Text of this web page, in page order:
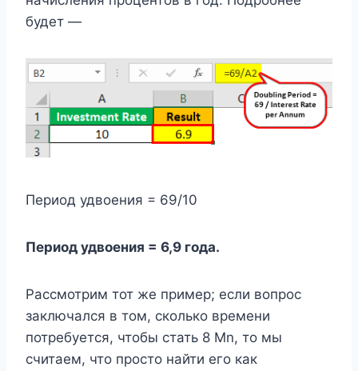
будет —
Период удвоения = 69/10
Период удвоения = 6,9 года.
Рассмотрим тот же пример; если вопрос
заключался в том, сколько времени
потребуется, чтобы стать 8 Mn, то мы
считаем, что просто найти его как